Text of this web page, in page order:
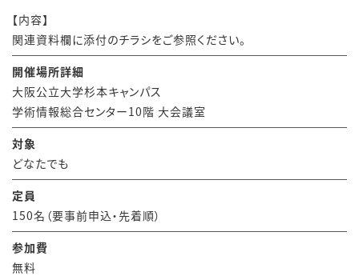
【内容】
関連資料欄に添付のチラシをご参照ください。
開催場所詳細
大阪公立大学杉本キャンパス
学術情報総合センター10階 大会議室
対象
どなたでも
定員
150名（要事前申込・先着順）
参加費
無料